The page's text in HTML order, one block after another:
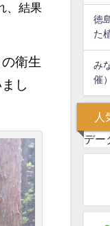
、結果
衛生
し
徳
た
み
催
人
デー